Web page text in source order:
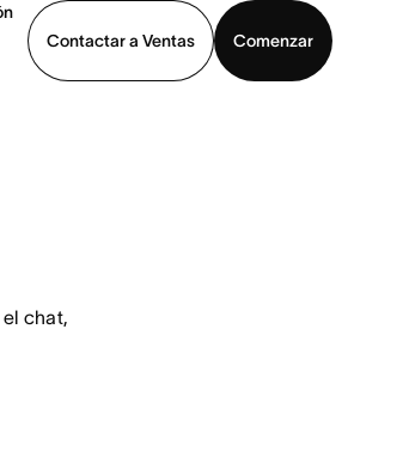
Contactar a Ventas
Comenzar
chat,